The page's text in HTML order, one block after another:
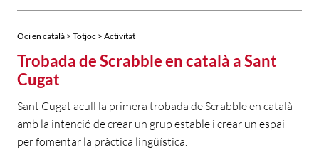
Oci en català > Totjoc > Activitat
Trobada de Scrabble en català a Sant
Cugat
Sant Cugat acull la primera trobada de Scrabble en català
amb la intenció de crear un grup estable i crear un espai
per fomentar la pràctica lingüística.